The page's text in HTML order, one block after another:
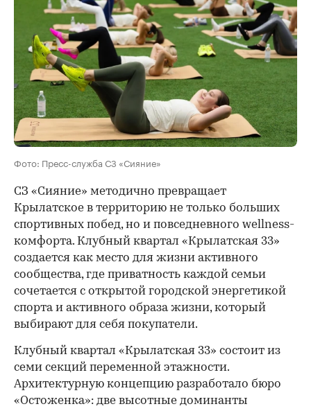
Фото: Пресс-служба СЗ «Сияние»
СЗ «Сияние» методично превращает
Крылатское в территорию не только больших
спортивных побед, но и повседневного wellness-
комфорта. Клубный квартал «Крылатская 33»
создается как место для жизни активного
сообщества, где приватность каждой семьи
сочетается с открытой городской энергетикой
спорта и активного образа жизни, который
выбирают для себя покупатели.
Клубный квартал «Крылатская 33» состоит из
семи секций переменной этажности.
Архитектурную концепцию разработало бюро
«Остоженка»: две высотные доминанты